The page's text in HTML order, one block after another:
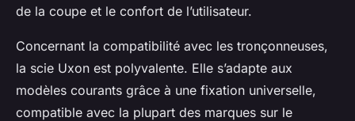
de la coupe et le confort de l’utilisateur.
Concernant la compatibilité avec les tronçonneuses,
la scie Uxon est polyvalente. Elle s’adapte aux
modèles courants grâce à une fixation universelle,
compatible avec la plupart des marques sur le